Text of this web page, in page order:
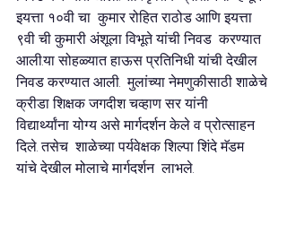
इयत्ता १०वी चा  कुमार रोहित राठोड आणि इयत्ता
९वी ची कुमारी अंशूला विभूते यांची निवड  करण्यात
आली.या सोहळ्यात हाऊस प्रतिनिधी यांची देखील
निवड करण्यात आली.  मुलांच्या नेमणुकीसाठी शाळेचे
क्रीडा शिक्षक जगदीश चव्हाण सर यांनी
विद्यार्थ्यांना योग्य असे मार्गदर्शन केले व प्रोत्साहन
दिले. तसेच  शाळेच्या पर्यवेक्षक शिल्पा शिंदे मॅडम
यांचे देखील मोलाचे मार्गदर्शन  लाभले.